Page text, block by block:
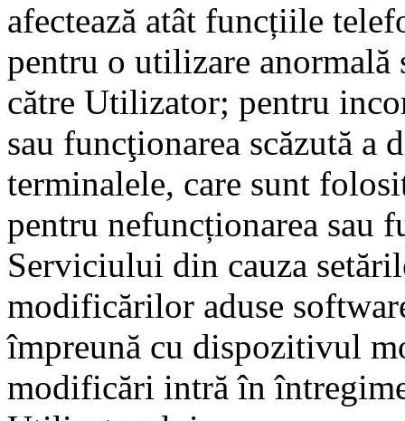
afectează atât funcțiile
pentru o utilizare
către Utilizator; pentru
sau funcţionarea scăzută a
terminalele, care sunt
pentru nefuncționarea sau
Serviciului din cauza
modificărilor aduse
împreună cu dispozitivul
modificări intră în